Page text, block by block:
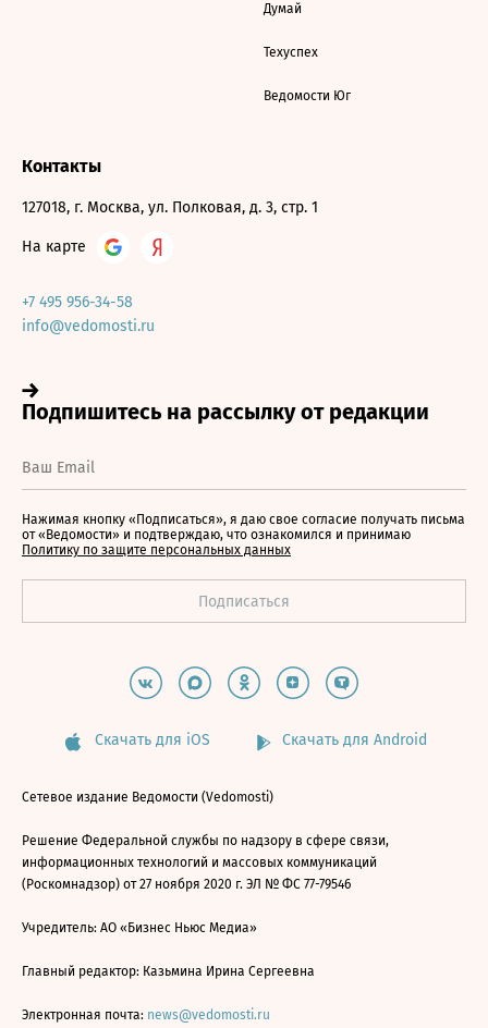
Думай
Техуспех
Ведомости Юг
Контакты
127018, г. Москва, ул. Полковая, д. 3, стр. 1
На карте
+7 495 956-34-58
info@vedomosti.ru
Нажимая кнопку «Подписаться», я даю свое согласие получать письма
от «Ведомости» и подтверждаю, что ознакомился и принимаю
Политику по защите персональных данных
Скачать для iOS Скачать для Android
Сетевое издание Ведомости (Vedomosti)
Решение Федеральной службы по надзору в сфере связи,
информационных технологий и массовых коммуникаций
(Роскомнадзор) от 27 ноября 2020 г. ЭЛ № ФС 77-79546
Учредитель: АО «Бизнес Ньюс Медиа»
Главный редактор: Казьмина Ирина Сергеевна
Электронная почта: news@vedomosti.ru